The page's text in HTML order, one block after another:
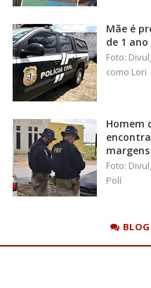
Mãe é
de 1
Foto:
como Lori
Homem
Foto:
Polí